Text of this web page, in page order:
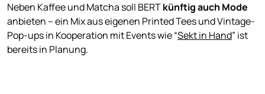
Neben Kaffee und Matcha soll BERTkünftig auch Mode
anbieten – ein Mix aus eigenen Printed Tees und Vintage-
Pop-ups in Kooperation mit Events wie “Sekt in Hand” ist
bereits in Planung.